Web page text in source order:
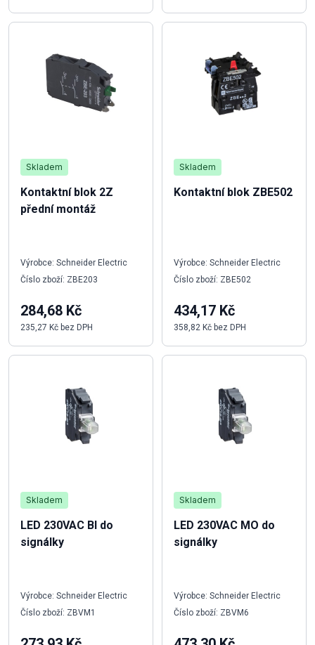
Skladem
Kontaktní blok 2Z
přední montáž
Výrobce: Schneider Electric
Číslo zboží: ZBE203
284,68 Kč
235,27 Kč bez DPH
Skladem
Kontaktní blok ZBE502
Výrobce: Schneider Electric
Číslo zboží: ZBE502
434,17 Kč
358,82 Kč bez DPH
Skladem
LED 230VAC BI do
signálky
Výrobce: Schneider Electric
Číslo zboží: ZBVM1
Skladem
LED 230VAC MO do
signálky
Výrobce: Schneider Electric
Číslo zboží: ZBVM6